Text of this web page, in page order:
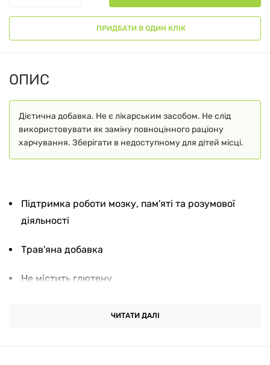
ПРИДБАТИ В ОДИН КЛІК
ОПИС
Дієтична добавка. Не є лікарським засобом. Не слід
використовувати як заміну повноцінного раціону
харчування. Зберігати в недоступному для дітей місці.
Підтримка роботи мозку, пам'яті та розумової
діяльності
Трав'яна добавка
Не містить глютену
ЧИТАТИ ДАЛІ